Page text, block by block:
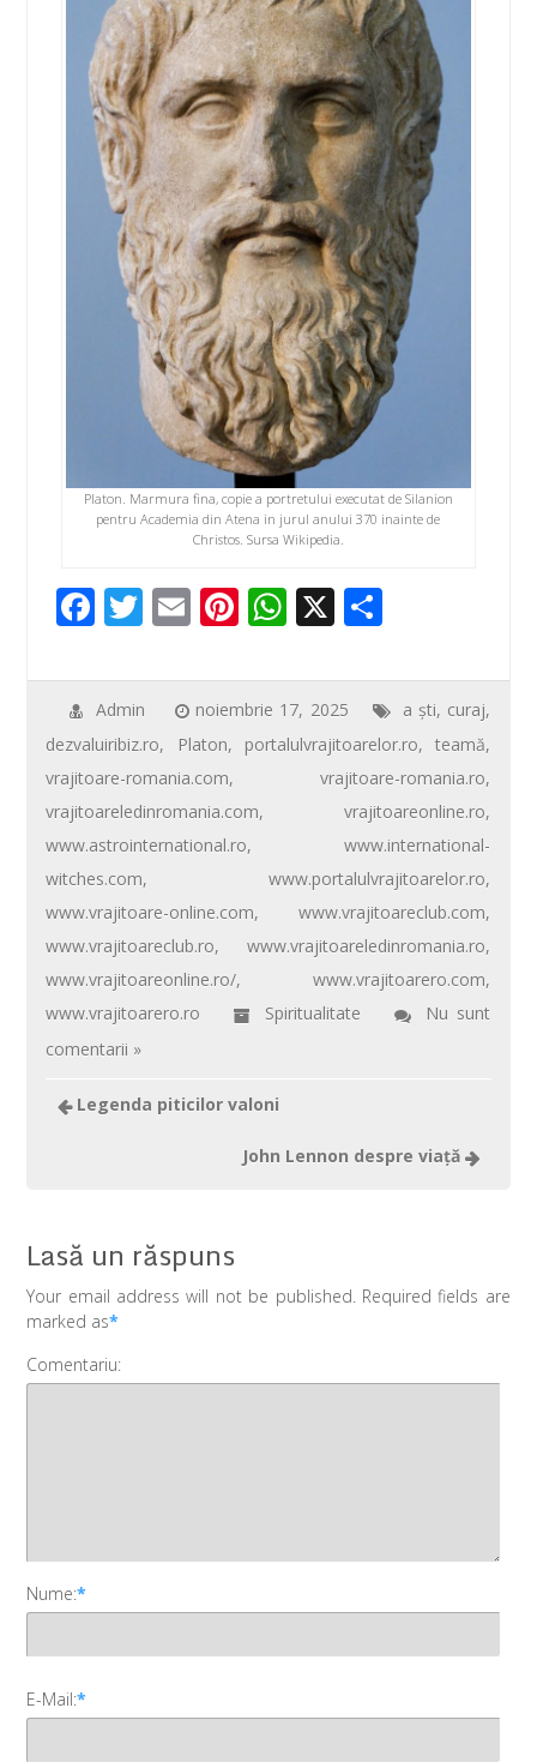
Platon. Marmura fina, copie a portretului executat de Silanion
pentru Academia din Atena in jurul anului 370 inainte de
Christos. Sursa Wikipedia.
F
e
b
o
o
k
T
tt
er
E
ail
Pi
er
e
st
W
at
s
A
X
ta
je
az
ă
Admin noiembrie 17, 2025 a şti, curaj,
dezvaluiribiz.ro, Platon, portalulvrajitoarelor.ro,teamă,
vrajitoare-romania.com,vrajitoare-romania.ro,
vrajitoareledinromania.com,vrajitoareonline.ro,
www.astrointernational.ro,www.international-
witches.com,www.portalulvrajitoarelor.ro,
www.vrajitoare-online.com,www.vrajitoareclub.com,
www.vrajitoareclub.ro,www.vrajitoareledinromania.ro,
www.vrajitoareonline.ro/,www.vrajitoarero.com,
www.vrajitoarero.ro
Spiritualitate
Nu sunt
comentarii »
Legenda piticilor valoni
John Lennon despre viaţă
Lasă un răspuns
Your email address will not be published. Required fields are
marked as*
Comentariu:
Nume:*
E-Mail:*